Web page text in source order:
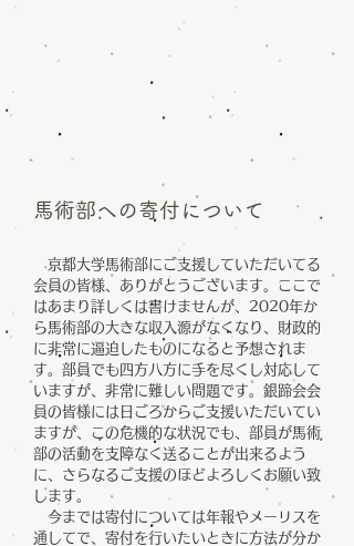
​馬術部への寄付について
​京都大学馬術部にご支援していただいてる
会員の皆様、ありがとうございます。ここで
はあまり詳しくは書けませんが、2020年か
ら馬術部の大きな収入源がなくなり、財政的
に非常に逼迫したものになると予想されま
す。部員でも四方八方に手を尽くし対応して
いますが、非常に難しい問題です。銀蹄会会
員の皆様には日ごろからご支援いただいてい
ますが、この危機的な状況でも、部員が馬術
部の活動を支障なく送ることが出来るよう
に、さらなるご支援のほどよろしくお願い致
します。
今までは寄付については年報やメーリスを
通してで、寄付を行いたいときに方法が分か